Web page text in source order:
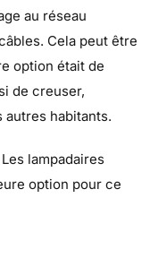
au réseau
Cela peut être
option était de
de creuser,
autres habitants.
lampadaires
option pour ce